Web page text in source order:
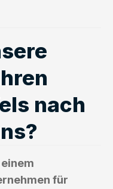
nach
für